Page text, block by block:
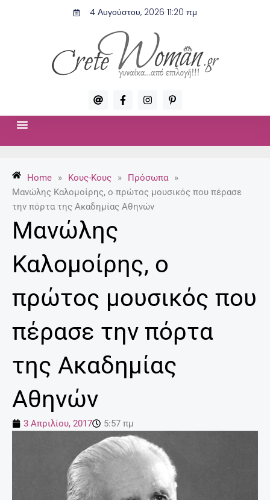
4 Αυγούστου, 2026 11:20 πμ
A
t
F
a
c
I
n
s
P
i
n
p
Home » Κους-Κους » Πρόσωπα
»
Μανώλης Καλομοίρης, ο πρώτος μουσικός που πέρασε
την πόρτα της Ακαδημίας Αθηνών
Μανώλης
Καλομοίρης, ο
πρώτος μουσικός που
πέρασε την πόρτα
της Ακαδημίας
Αθηνών
3 Απριλίου, 2017 5:57 πμ